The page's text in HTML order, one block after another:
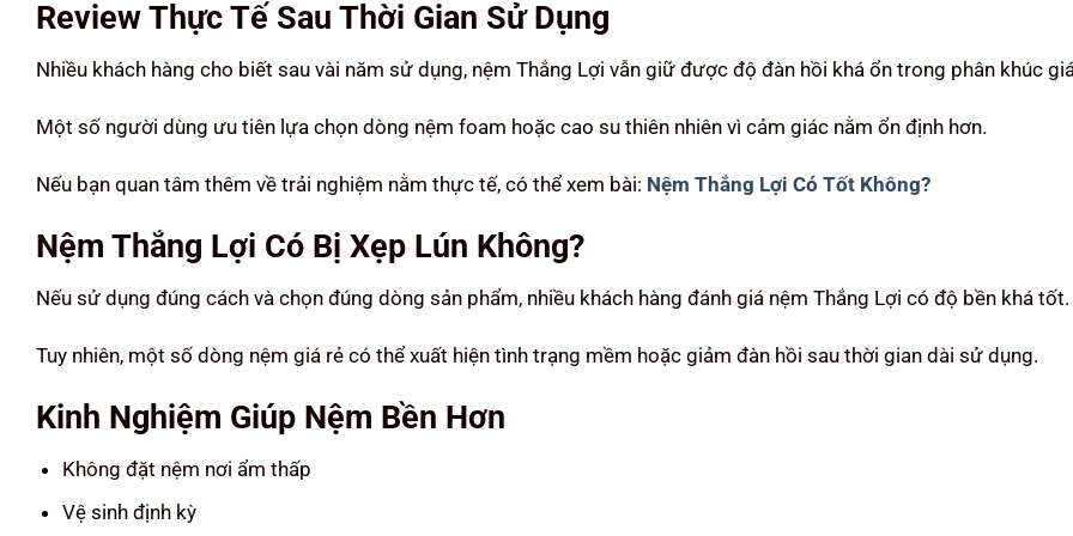
Review Thực Tế Sau Thời Gian Sử Dụng
Nhiều khách hàng cho biết sau vài năm sử dụng, nệm Thắng Lợi vẫn giữ được độ đàn hồi khá ổn trong phân khúc
Một số người dùng ưu tiên lựa chọn dòng nệm foam hoặc cao su thiên nhiên vì cảm giác nằm ổn định hơn.
Nếu bạn quan tâm thêm về trải nghiệm nằm thực tế, có thể xem bài: Nệm Thắng Lợi Có Tốt Không?
Nệm Thắng Lợi Có Bị Xẹp Lún Không?
Nếu sử dụng đúng cách và chọn đúng dòng sản phẩm, nhiều khách hàng đánh giá nệm Thắng Lợi có độ bền khá tốt.
Tuy nhiên, một số dòng nệm giá rẻ có thể xuất hiện tình trạng mềm hoặc giảm đàn hồi sau thời gian dài sử dụng.
Kinh Nghiệm Giúp Nệm Bền Hơn
Không đặt nệm nơi ẩm thấp
Vệ sinh định kỳ